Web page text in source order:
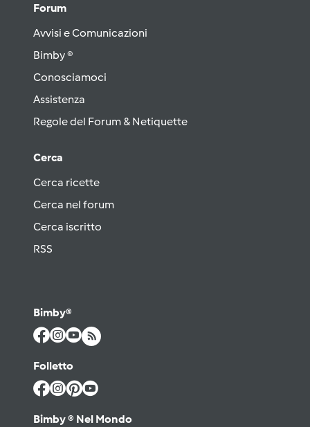
Forum
Avvisi e Comunicazioni
Bimby ®
Conosciamoci
Assistenza
Regole del Forum & Netiquette
Cerca
Cerca ricette
Cerca nel forum
Cerca iscritto
RSS
Bimby®
Folletto
Bimby ® Nel Mondo